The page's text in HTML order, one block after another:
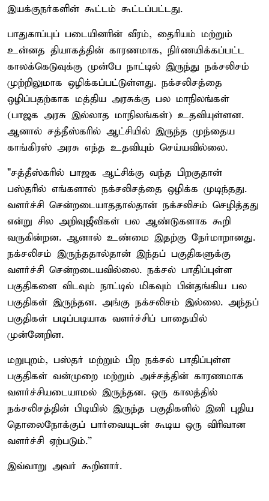
இயக்குநர்களின் கூட்டம் கூட்டப்பட்டது.
பாதுகாப்புப் படையினரின் வீரம், தைரியம் மற்றும்
உன்னத தியாகத்தின் காரணமாக, நிர்ணயிக்கப்பட்ட
காலக்கெடுவுக்கு முன்பே நாட்டில் இருந்து நக்சலிசம்
முற்றிலுமாக ஒழிக்கப்பட்டுள்ளது. நக்சலிசத்தை
ஒழிப்பதற்காக மத்திய அரசுக்கு பல மாநிலங்கள்
(பாஜக அரசு இல்லாத மாநிலங்கள்) உதவியுள்ளன.
ஆனால் சத்தீஸ்கரில் ஆட்சியில் இருந்த முந்தைய
காங்கிரஸ் அரசு எந்த உதவியும் செய்யவில்லை.
"சத்தீஸ்கரில் பாஜக ஆட்சிக்கு வந்த பிறகுதான்
பஸ்தரில் எங்களால் நக்சலிசத்தை ஒழிக்க முடிந்தது.
வளர்ச்சி சென்றடையாததால்தான் நக்சலிசம் செழித்தது
என்று சில அறிவுஜீவிகள் பல ஆண்டுகளாக கூறி
வருகின்றன. ஆனால் உண்மை இதற்கு நேர்மாறானது.
நக்சலிசம் இருந்ததால்தான் இந்தப் பகுதிகளுக்கு
வளர்ச்சி சென்றடையவில்லை. நக்சல் பாதிப்புள்ள
பகுதிகளை விடவும் நாட்டில் மிகவும் பின்தங்கிய பல
பகுதிகள் இருந்தன. அங்கு நக்சலிசம் இல்லை. அந்தப்
பகுதிகள் படிப்படியாக வளர்ச்சிப் பாதையில்
முன்னேறின.
மறுபுறம், பஸ்தர் மற்றும் பிற நக்சல் பாதிப்புள்ள
பகுதிகள் வன்முறை மற்றும் அச்சத்தின் காரணமாக
வளர்ச்சியடையாமல் இருந்தன. ஒரு காலத்தில்
நக்சலிசத்தின் பிடியில் இருந்த பகுதிகளில் இனி புதிய
தொலைநோக்குப் பார்வையுடன் கூடிய ஒரு விரிவான
வளர்ச்சி ஏற்படும்.”
இவ்வாறு அவர் கூறினார்.